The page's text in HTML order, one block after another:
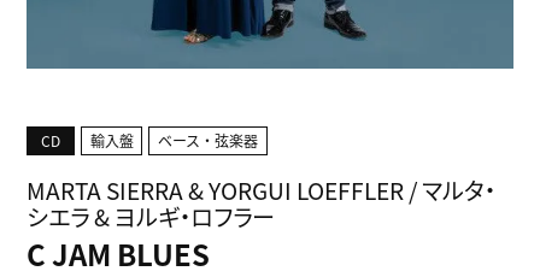
CD 輸入盤 ベース・弦楽器
MARTA SIERRA & YORGUI LOEFFLER / マルタ・
シエラ & ヨルギ・ロフラー
C JAM BLUES